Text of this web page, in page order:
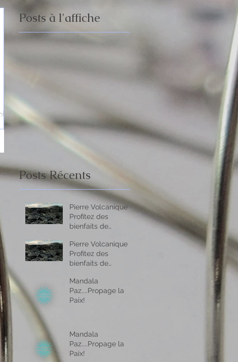
Posts à l'affiche
Posts Récents
Pierre Volcanique -
Profitez des
bienfaits de
partout ou vous
allez !
Pierre Volcanique -
Profitez des
bienfaits de
partout ou vous
allez !
Mandala
Paz....Propage la
Paix!
Mandala
Paz....Propage la
Paix!